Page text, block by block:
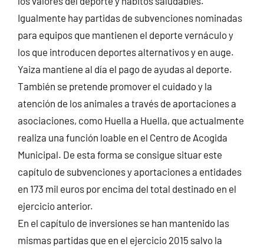
Igualmente hay partidas de subvenciones nominadas
para equipos que mantienen el deporte vernáculo y
los que introducen deportes alternativos y en auge.
Yaiza mantiene al día el pago de ayudas al deporte.
También se pretende promover el cuidado y la
atención de los animales a través de aportaciones a
asociaciones, como Huella a Huella, que actualmente
realiza una función loable en el Centro de Acogida
Municipal. De esta forma se consigue situar este
capítulo de subvenciones y aportaciones a entidades
en 173 mil euros por encima del total destinado en el
ejercicio anterior.
En el capítulo de inversiones se han mantenido las
mismas partidas que en el ejercicio 2015 salvo la